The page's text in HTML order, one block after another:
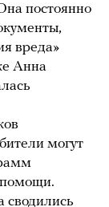
постоянно
вреда»
Анна
могут
помощи.
сводились